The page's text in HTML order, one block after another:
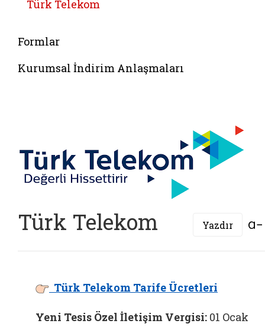
Türk Telekom
Formlar
Kurumsal İndirim Anlaşmaları
Türk Telekom Yazdır
Türk Telekom Tarife Ücretleri
Yeni Tesis Özel İletişim Vergisi: 01 Ocak